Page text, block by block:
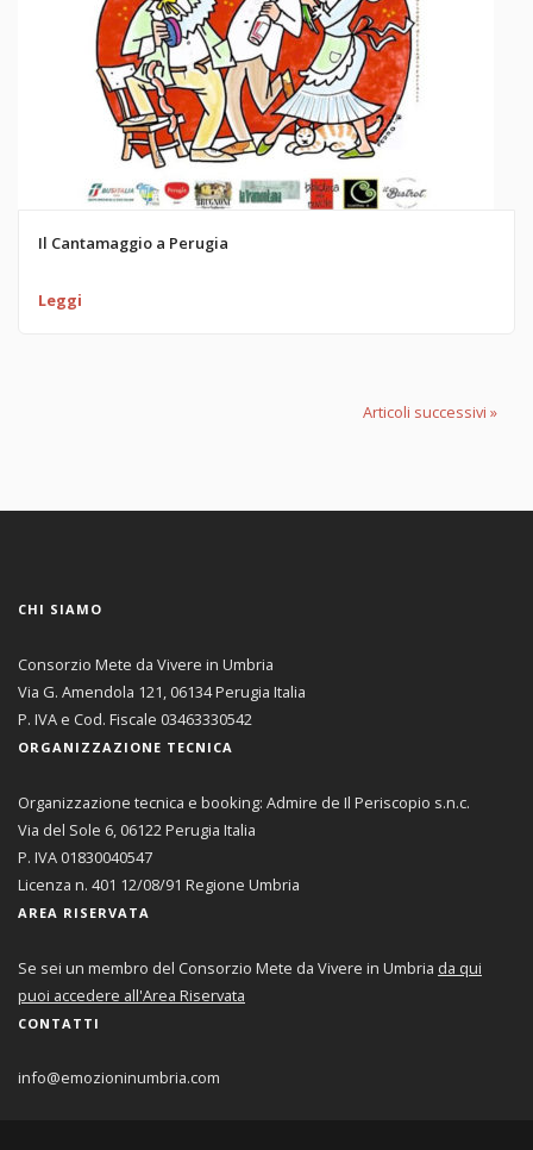
Il Cantamaggio a Perugia
Leggi
Articoli successivi »
CHI SIAMO
Consorzio Mete da Vivere in Umbria
Via G. Amendola 121, 06134 Perugia Italia
P. IVA e Cod. Fiscale 03463330542
ORGANIZZAZIONE TECNICA
Organizzazione tecnica e booking: Admire de Il Periscopio s.n.c.
Via del Sole 6, 06122 Perugia Italia
P. IVA 01830040547
Licenza n. 401 12/08/91 Regione Umbria
AREA RISERVATA
Se sei un membro del Consorzio Mete da Vivere in Umbria da qui
puoi accedere all'Area Riservata
CONTATTI
info@emozioninumbria.com